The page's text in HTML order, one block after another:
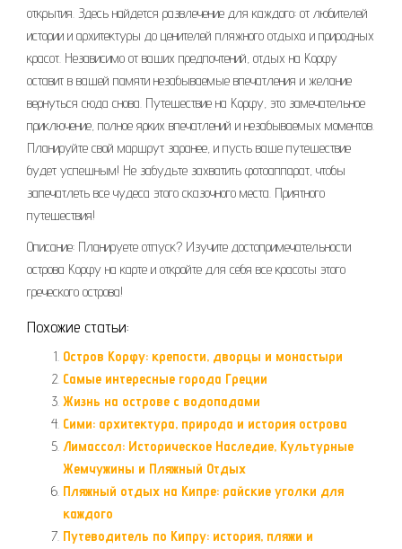
открытия. Здесь найдется развлечение для каждого: от любителей
истории и архитектуры до ценителей пляжного отдыха и природных
красот. Независимо от ваших предпочтений, отдых на Корфу
оставит в вашей памяти незабываемые впечатления и желание
вернуться сюда снова. Путешествие на Корфу, это замечательное
приключение, полное ярких впечатлений и незабываемых моментов.
Планируйте свой маршрут заранее, и пусть ваше путешествие
будет успешным! Не забудьте захватить фотоаппарат, чтобы
запечатлеть все чудеса этого сказочного места. Приятного
путешествия!
Описание: Планируете отпуск? Изучите достопримечательности
острова Корфу на карте и откройте для себя все красоты этого
греческого острова!
Похожие статьи:
Остров Корфу: крепости, дворцы и монастыри
Самые интересные города Греции
Жизнь на острове с водопадами
Сими: архитектура, природа и история острова
Лимассол: Историческое Наследие, Культурные
Жемчужины и Пляжный Отдых
Пляжный отдых на Кипре: райские уголки для
каждого
Путеводитель по Кипру: история, пляжи и